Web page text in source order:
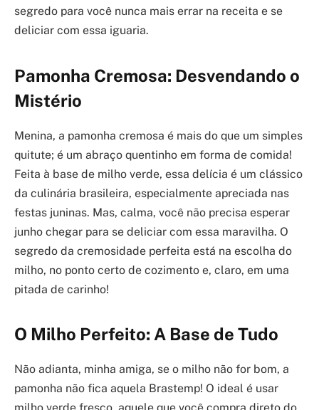
segredo para você nunca mais errar na receita e se
deliciar com essa iguaria.
Pamonha Cremosa: Desvendando o
Mistério
Menina, a pamonha cremosa é mais do que um simples
quitute; é um abraço quentinho em forma de comida!
Feita à base de milho verde, essa delícia é um clássico
da culinária brasileira, especialmente apreciada nas
festas juninas. Mas, calma, você não precisa esperar
junho chegar para se deliciar com essa maravilha. O
segredo da cremosidade perfeita está na escolha do
milho, no ponto certo de cozimento e, claro, em uma
pitada de carinho!
O Milho Perfeito: A Base de Tudo
Não adianta, minha amiga, se o milho não for bom, a
pamonha não fica aquela Brastemp! O ideal é usar